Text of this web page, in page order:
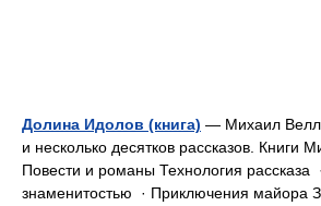
Долина Идолов (книга) — Михаил
и несколько десятков рассказов. Книги
Повести и романы Технология рассказа
знаменитостью · Приключения майора